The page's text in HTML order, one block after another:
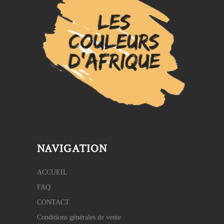
NAVIGATION
ACCUEIL
FAQ
CONTACT
Conditions générales de vente